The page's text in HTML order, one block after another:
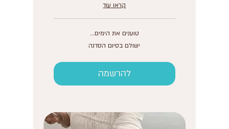
קראו עוד
טוענים את הימים...
ישולם בסיום הסדנה
להרשמה